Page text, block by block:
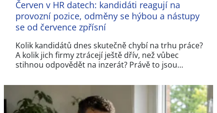
Červen v HR datech: kandidáti reagují na
provozní pozice, odměny se hýbou a nástupy
se od července zpřísní
Kolik kandidátů dnes skutečně chybí na trhu práce?
A kolik jich firmy ztrácejí ještě dřív, než vůbec
stihnou odpovědět na inzerát? Právě to jsou…